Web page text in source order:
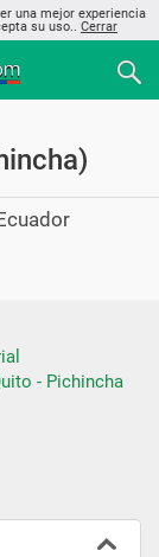
una mejor experiencia
su uso.. Cerrar
- Pichincha